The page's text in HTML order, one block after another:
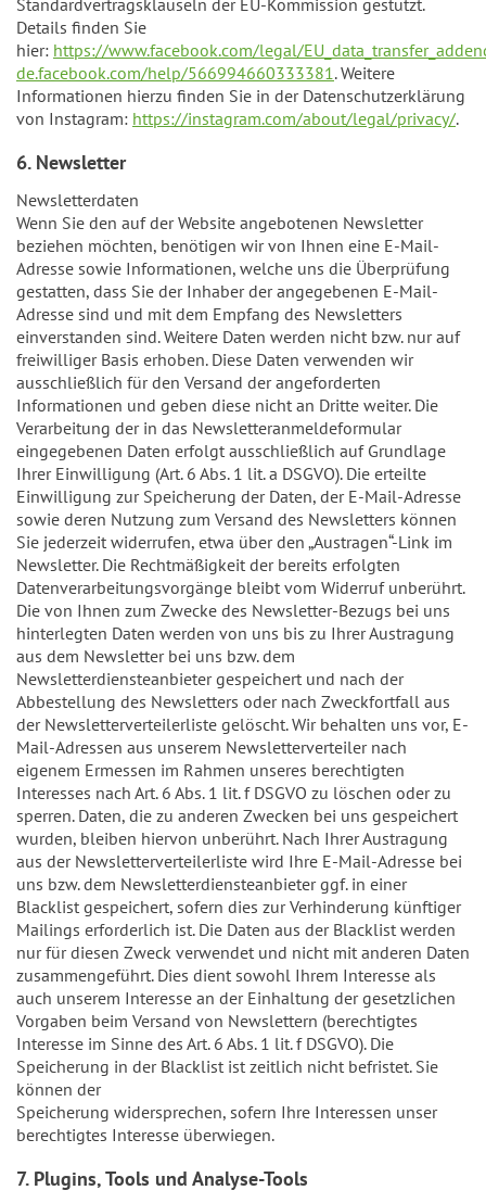
Standardvertragsklauseln der EU-Kommission gestützt.
Details finden Sie
hier: https://www.facebook.com/legal/
de.facebook.com/help/566994660333381. Weitere
Informationen hierzu finden Sie in der Datenschutzerklärung
von Instagram: https://instagram.com/about/legal/privacy/.
6. Newsletter
Newsletterdaten
Wenn Sie den auf der Website angebotenen Newsletter
beziehen möchten, benötigen wir von Ihnen eine E-Mail-
Adresse sowie Informationen, welche uns die Überprüfung
gestatten, dass Sie der Inhaber der angegebenen E-Mail-
Adresse sind und mit dem Empfang des Newsletters
einverstanden sind. Weitere Daten werden nicht bzw. nur auf
freiwilliger Basis erhoben. Diese Daten verwenden wir
ausschließlich für den Versand der angeforderten
Informationen und geben diese nicht an Dritte weiter. Die
Verarbeitung der in das Newsletteranmeldeformular
eingegebenen Daten erfolgt ausschließlich auf Grundlage
Ihrer Einwilligung (Art. 6 Abs. 1 lit. a DSGVO). Die erteilte
Einwilligung zur Speicherung der Daten, der E-Mail-Adresse
sowie deren Nutzung zum Versand des Newsletters können
Sie jederzeit widerrufen, etwa über den „Austragen“-Link im
Newsletter. Die Rechtmäßigkeit der bereits erfolgten
Datenverarbeitungsvorgänge bleibt vom Widerruf unberührt.
Die von Ihnen zum Zwecke des Newsletter-Bezugs bei uns
hinterlegten Daten werden von uns bis zu Ihrer Austragung
aus dem Newsletter bei uns bzw. dem
Newsletterdiensteanbieter gespeichert und nach der
Abbestellung des Newsletters oder nach Zweckfortfall aus
der Newsletterverteilerliste gelöscht. Wir behalten uns vor, E-
Mail-Adressen aus unserem Newsletterverteiler nach
eigenem Ermessen im Rahmen unseres berechtigten
Interesses nach Art. 6 Abs. 1 lit. f DSGVO zu löschen oder zu
sperren. Daten, die zu anderen Zwecken bei uns gespeichert
wurden, bleiben hiervon unberührt. Nach Ihrer Austragung
aus der Newsletterverteilerliste wird Ihre E-Mail-Adresse bei
uns bzw. dem Newsletterdiensteanbieter ggf. in einer
Blacklist gespeichert, sofern dies zur Verhinderung künftiger
Mailings erforderlich ist. Die Daten aus der Blacklist werden
nur für diesen Zweck verwendet und nicht mit anderen Daten
zusammengeführt. Dies dient sowohl Ihrem Interesse als
auch unserem Interesse an der Einhaltung der gesetzlichen
Vorgaben beim Versand von Newslettern (berechtigtes
Interesse im Sinne des Art. 6 Abs. 1 lit. f DSGVO). Die
Speicherung in der Blacklist ist zeitlich nicht befristet. Sie
können der
Speicherung widersprechen, sofern Ihre Interessen unser
berechtigtes Interesse überwiegen.
7. Plugins, Tools und Analyse-Tools